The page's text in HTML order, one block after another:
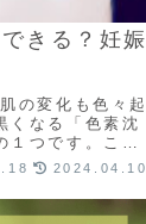
きる？妊娠
の変化も色々起
くなる「色素沈
１つです。この
と、...2024.04.10